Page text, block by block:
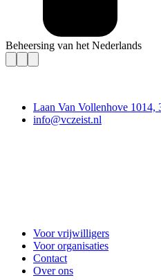
Beheersing van het Nederlands
Laan Van Vollenhove 1014,
info@vczeist.nl
Voor vrijwilligers
Voor organisaties
Contact
Over ons